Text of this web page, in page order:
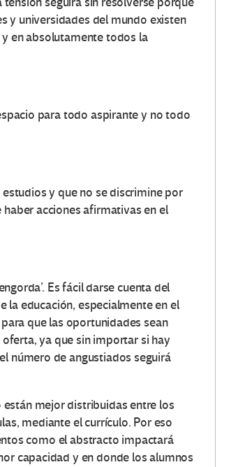
y universidades del mundo existen
en absolutamente todos la
para todo aspirante y no todo
y que no se discrimine por
acciones afirmativas en el
Es fácil darse cuenta del
la educación, especialmente en el
que las oportunidades sean
ya que sin importar si hay
número de angustiados seguirá
mejor distribuidas entre los
mediante el currículo. Por eso
como el abstracto impactará
capacidad y en donde los alumnos